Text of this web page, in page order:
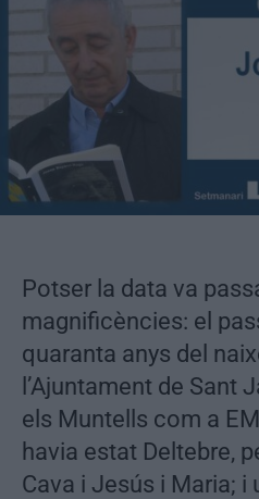
Potser la data va
magnificències: el
quaranta anys del
l’Ajuntament de Sant
els Muntells com a
havia estat Deltebre,
Cava i Jesús i Maria; i